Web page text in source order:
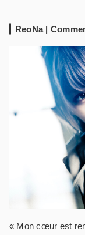
ReoNa |
« Mon cœur est